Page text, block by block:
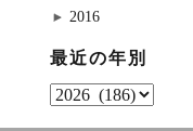
2016
最近の年別